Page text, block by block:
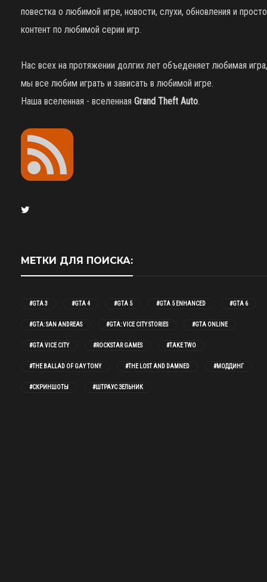
повестка о любимой игре, новости, слухи, обновления и просто
контент по любимой серии игр.
Нас всех на протяжении долгих лет объеденяет любимая игра,
мы все любим играть и зависать в любимой игре.
Наша вселенная - вселенная Grand Theft Auto.
МЕТКИ ДЛЯ ПОИСКА:
#GTA 3 #GTA 4 #GTA 5 #GTA 5 ENHANCED #GTA 6
#GTA: SAN ANDREAS #GTA: VICE CITY STORIES #GTA ONLINE
#GTA VICE CITY #ROCKSTAR GAMES #TAKE TWO
#THE BALLAD OF GAY TONY #THE LOST AND DAMNED #МОДДИНГ
#СКРИНШОТЫ #ШТРАУС ЗЕЛЬНИК